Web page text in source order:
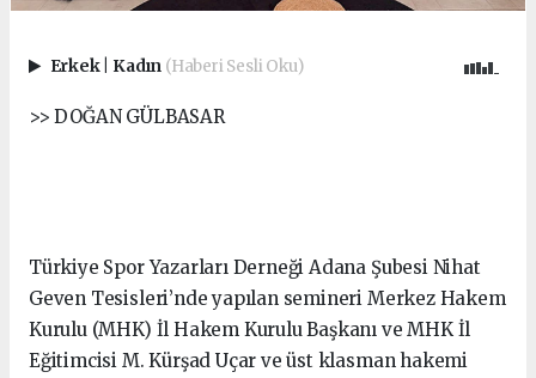
Erkek Kadın (Haberi Sesli Oku)
>> DOĞAN GÜLBASAR
Türkiye Spor Yazarları Derneği Adana Şubesi Nihat
Geven Tesisleri’nde yapılan semineri Merkez Hakem
Kurulu (MHK) İl Hakem Kurulu Başkanı ve MHK İl
Eğitimcisi M. Kürşad Uçar ve üst klasman hakemi